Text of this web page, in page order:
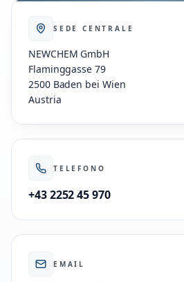
SEDE CENTRALE
NEWCHEM GmbH
Flaminggasse 79
2500 Baden bei Wien
Austria
TELEFONO
+43 2252 45 970
EMAIL